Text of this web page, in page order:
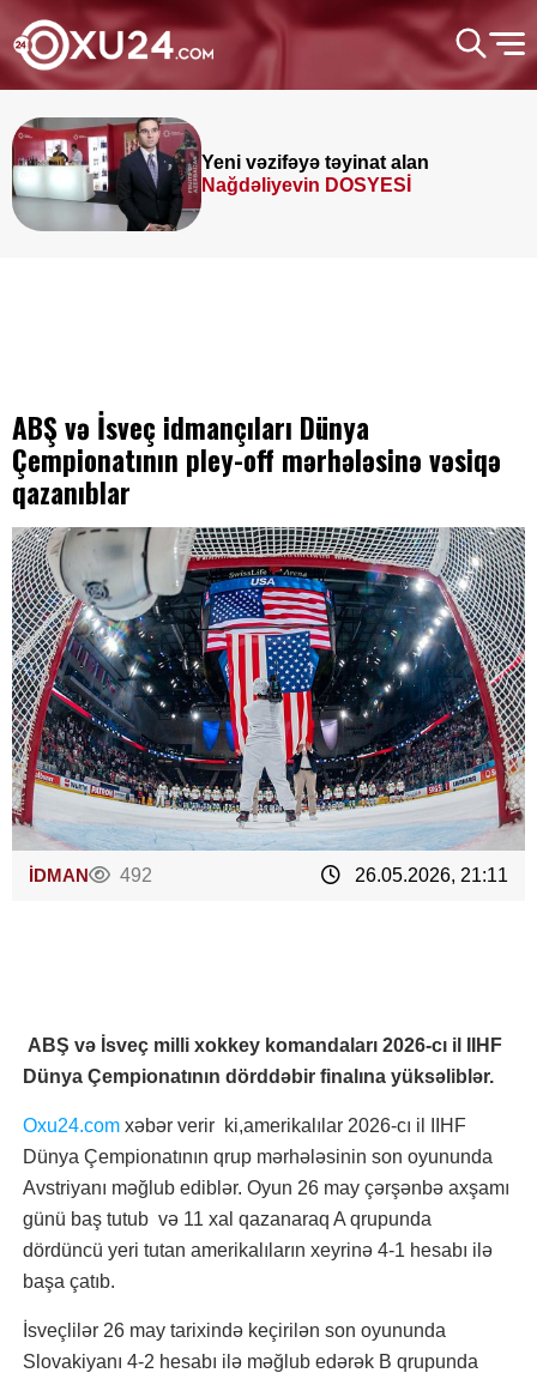
Yeni vəzifəyə təyinat alan
Nağdəliyevin DOSYESİ
ABŞ və İsveç idmançıları Dünya
Çempionatının pley-off mərhələsinə vəsiqə
qazanıblar
İDMAN 492 26.05.2026, 21:11
ABŞ və İsveç milli xokkey komandaları 2026-cı il IIHF
Dünya Çempionatının dörddəbir finalına yüksəliblər.
Oxu24.com xəbər verir ki,amerikalılar 2026-cı il IIHF
Dünya Çempionatının qrup mərhələsinin son oyununda
Avstriyanı məğlub ediblər. Oyun 26 may çərşənbə axşamı
günü baş tutub və 11 xal qazanaraq A qrupunda
dördüncü yeri tutan amerikalıların xeyrinə 4-1 hesabı ilə
başa çatıb.
İsveçlilər 26 may tarixində keçirilən son oyununda
Slovakiyanı 4-2 hesabı ilə məğlub edərək B qrupunda